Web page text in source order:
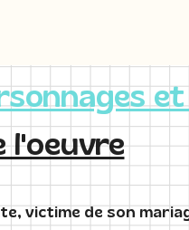
l'oeuvre
victime de son